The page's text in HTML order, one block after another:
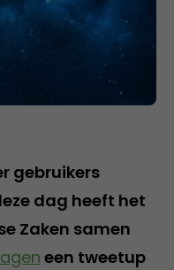
gebruikers
dag heeft het
Zaken samen
een tweetup